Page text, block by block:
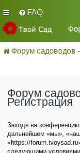
FAQ
Форум садоводов
Форум
Регистрация
Заходя на
дальнейшем «мы»,
«https://
следующими